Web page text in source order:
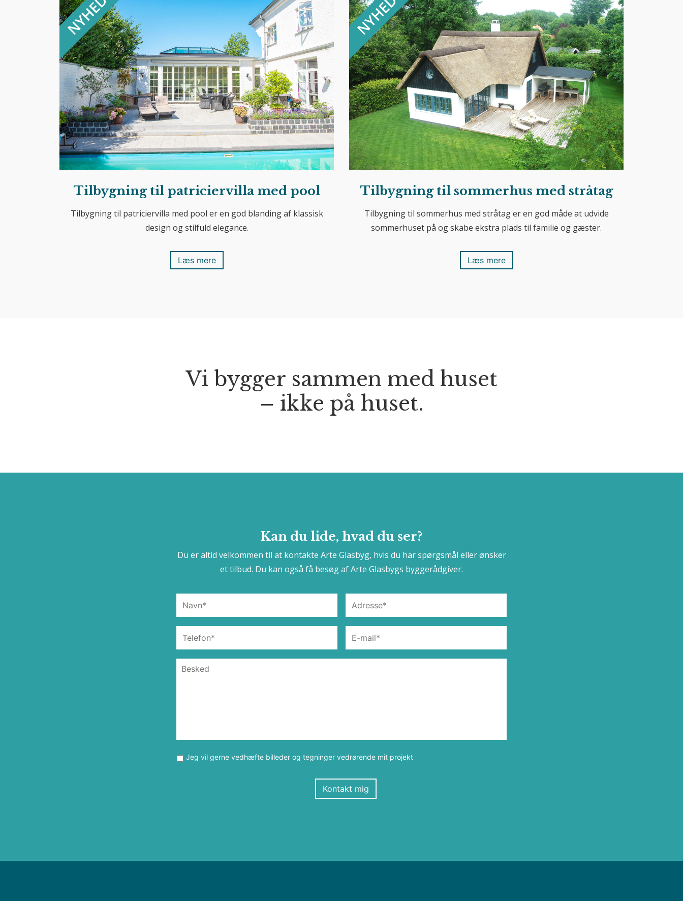
Tilbygning til patriciervilla med pool
Tilbygning til patriciervilla med pool er en god blanding af klassisk
design og stilfuld elegance.
Læs mere
Tilbygning til sommerhus med stråtag
Tilbygning til sommerhus med stråtag er en god måde at udvide
sommerhuset på og skabe ekstra plads til familie og gæster.
Læs mere
Vi bygger sammen med huset
– ikke på huset.
Kan du lide, hvad du ser?
Du er altid velkommen til at kontakte Arte Glasbyg, hvis du har spørgsmål eller ønsker
et tilbud. Du kan også få besøg af Arte Glasbygs byggerådgiver.
Jeg vil gerne vedhæfte billeder og tegninger vedrørende mit projekt
Kontakt mig